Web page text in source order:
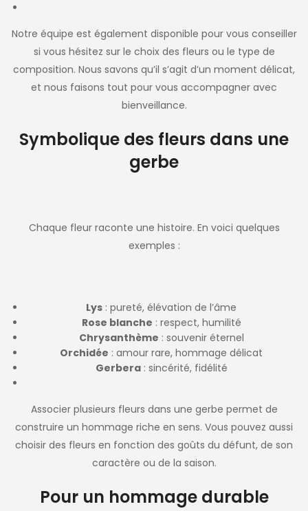
Notre équipe est également disponible pour vous conseiller
si vous hésitez sur le choix des fleurs ou le type de
composition. Nous savons qu’il s’agit d’un moment délicat,
et nous faisons tout pour vous accompagner avec
bienveillance.
Symbolique des fleurs dans une
gerbe
Chaque fleur raconte une histoire. En voici quelques
exemples :
Lys : pureté, élévation de l’âme
Rose blanche : respect, humilité
Chrysanthème : souvenir éternel
Orchidée : amour rare, hommage délicat
Gerbera: sincérité, fidélité
Associer plusieurs fleurs dans une gerbe permet de
construire un hommage riche en sens. Vous pouvez aussi
choisir des fleurs en fonction des goûts du défunt, de son
caractère ou de la saison.
Pour un hommage durable